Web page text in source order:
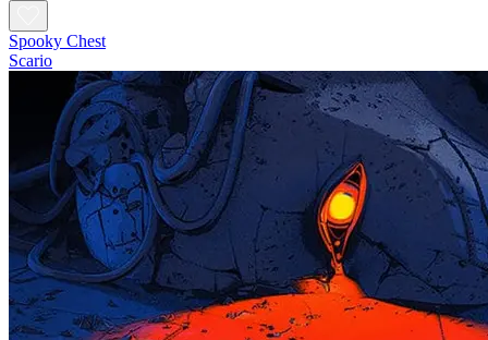
Spooky Chest
Scario